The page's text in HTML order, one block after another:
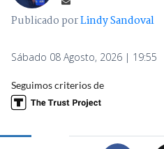
Publicado porLindy Sandoval
Sábado 08 Agosto, 2026 | 19:55
Seguimos criterios de